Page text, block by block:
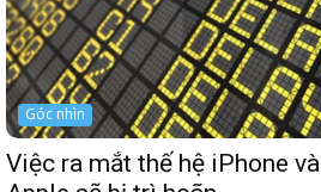
Góc nhìn
Việc ra mắt thế hệ iPhone